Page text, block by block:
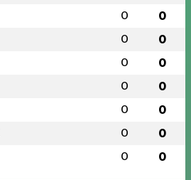
0 0
0 0
0 0
0 0
0 0
0 0
0 0